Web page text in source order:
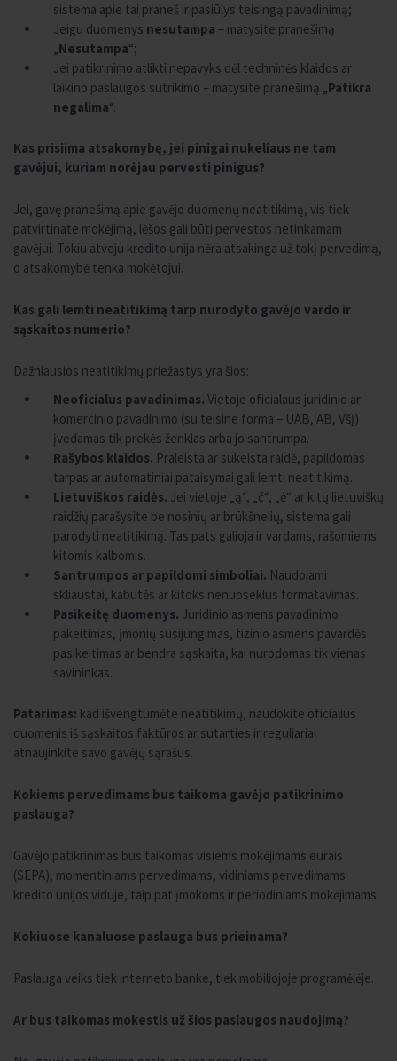
sistema apie tai praneš ir pasiūlys teisingą pavadinimą;
Jeigu duomenys nesutampa – matysite pranešimą
„Nesutampa“;
Jei patikrinimo atlikti nepavyks dėl techninės klaidos ar
laikino paslaugos sutrikimo – matysite pranešimą „Patikra
negalima“.
Kas prisiima atsakomybę, jei pinigai nukeliaus ne tam
gavėjui, kuriam norėjau pervesti pinigus?
Jei, gavę pranešimą apie gavėjo duomenų neatitikimą, vis tiek
patvirtinate mokėjimą, lėšos gali būti pervestos netinkamam
gavėjui. Tokiu atveju kredito unija nėra atsakinga už tokį pervedimą,
o atsakomybė tenka mokėtojui.
Kas gali lemti neatitikimą tarp nurodyto gavėjo vardo ir
sąskaitos numerio?
Dažniausios neatitikimų priežastys yra šios:
Neoficialus pavadinimas. Vietoje oficialaus juridinio ar
komercinio pavadinimo (su teisine forma – UAB, AB, VšĮ)
įvedamas tik prekės ženklas arba jo santrumpa.
Rašybos klaidos. Praleista ar sukeista raidė, papildomas
tarpas ar automatiniai pataisymai gali lemti neatitikimą.
Lietuviškos raidės. Jei vietoje „ą“, „č“, „ė“ ar kitų lietuviškų
raidžių parašysite be nosinių ar brūkšnelių, sistema gali
parodyti neatitikimą. Tas pats galioja ir vardams, rašomiems
kitomis kalbomis.
Santrumpos ar papildomi simboliai. Naudojami
skliaustai, kabutės ar kitoks nenuoseklus formatavimas.
Pasikeitę duomenys. Juridinio asmens pavadinimo
pakeitimas, įmonių susijungimas, fizinio asmens pavardės
pasikeitimas ar bendra sąskaita, kai nurodomas tik vienas
savininkas.
Patarimas: kad išvengtumėte neatitikimų, naudokite oficialius
duomenis iš sąskaitos faktūros ar sutarties ir reguliariai
atnaujinkite savo gavėjų sąrašus.
Kokiems pervedimams bus taikoma gavėjo patikrinimo
paslauga?
Gavėjo patikrinimas bus taikomas visiems mokėjimams eurais
(SEPA), momentiniams pervedimams, vidiniams pervedimams
kredito unijos viduje, taip pat įmokoms ir periodiniams mokėjimams.
Kokiuose kanaluose paslauga bus prieinama?
Paslauga veiks tiek interneto banke, tiek mobiliojoje programėlėje.
Ar bus taikomas mokestis už šios paslaugos naudojimą?